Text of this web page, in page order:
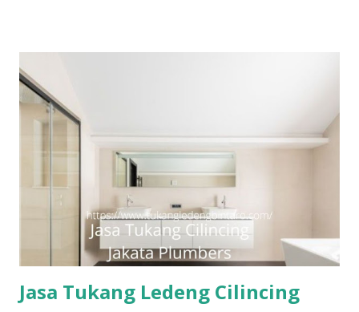
#tukangledengKemayoran #tukangledengMenteng
#tukangledengjakartaselatan Untuk order jasa kami silakan
sentuh teks nomor disamping: 0813-7070-5141 Layanan dan
kepuasan pelanggan adalah komitmen kami. Layanan
profesional, tim tukang ledeng yang berpengalaman, kami
dapat memberi Anda solusi untuk masalah apa pun, mulai
dari masalah kecil sampai besar. Keunggulan kami. Respon
Cepat, masalah diselesaikan dengan cepat dan efisien.
Teknisi Profesional dan berpengalaman sehingga pekerjaan
dilakukan dengan benar. Laya...
Jasa Tukang Ledeng Cilincing